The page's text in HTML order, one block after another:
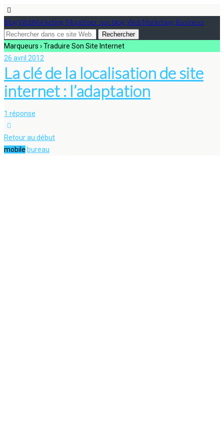
Blog WebMarketing, Monétiser son blog, Web Marketing, Business
Marqueurs › Traduire Son Site Internet
26 avril 2012
La clé de la localisation de site
internet : l’adaptation
1 réponse
Retour au début
mobile bureau